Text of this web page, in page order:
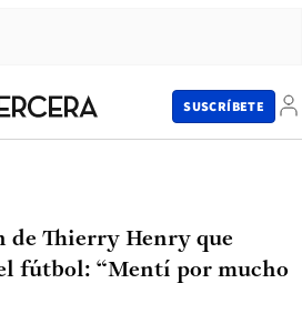
SUSCRÍBETE
de Thierry Henry que
fútbol: “Mentí por mucho